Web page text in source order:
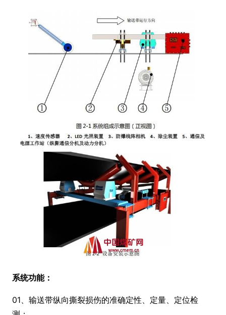
系统功能：
01、输送带纵向撕裂损伤的准确定性、定量、定位检